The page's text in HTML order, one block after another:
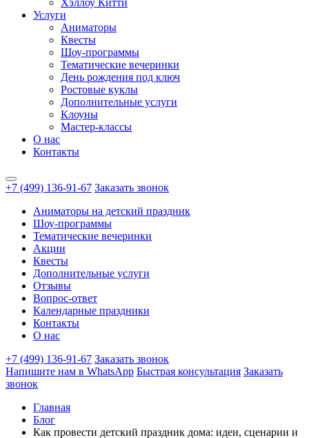
Хэллоу Китти
Услуги
Аниматоры
Квесты
Шоу-программы
Тематические вечеринки
День рождения под ключ
Ростовые куклы
Дополнительные услуги
Клоуны
Мастер-классы
О нас
Контакты
+7 (499) 136-91-67 Заказать звонок
Аниматоры на детский праздник
Шоу-программы
Тематические вечеринки
Акции
Квесты
Дополнительные услуги
Отзывы
Вопрос-ответ
Календарные праздники
Контакты
О нас
+7 (499) 136-91-67 Заказать звонок
Напишите нам в WhatsApp Быстрая консультация Заказать
звонок
Главная
Блог
Как провести детский праздник дома: идеи, сценарии и